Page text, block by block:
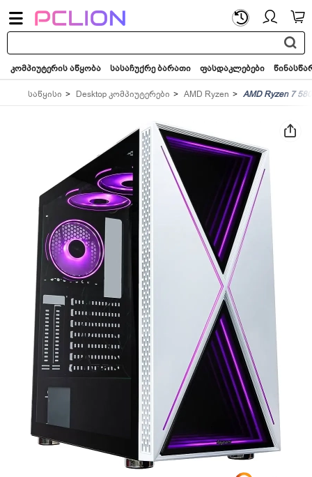
საძიებო
სიტყვა...
კომპიუტერის აწყობა სასაჩუქრე ბარათი ფასდაკლებები
საწყისი Desktop კომპიუტერები AMD Ryzen AMD Ryzen 7